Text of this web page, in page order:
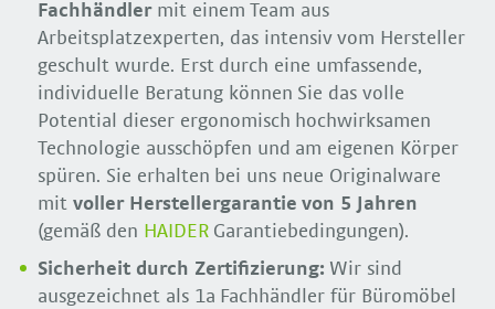
Fachhändlermit einem Team aus
Arbeitsplatzexperten, das intensiv vom Hersteller
geschult wurde. Erst durch eine umfassende,
individuelle Beratung können Sie das volle
Potential dieser ergonomisch hochwirksamen
Technologie ausschöpfen und am eigenen Körper
spüren. Sie erhalten bei uns neue Originalware
mit voller Herstellergarantie von 5 Jahren
(gemäß den HAIDERGarantiebedingungen).
Sicherheit durch Zertifizierung: Wir sind
ausgezeichnet als 1a Fachhändler für Büromöbel